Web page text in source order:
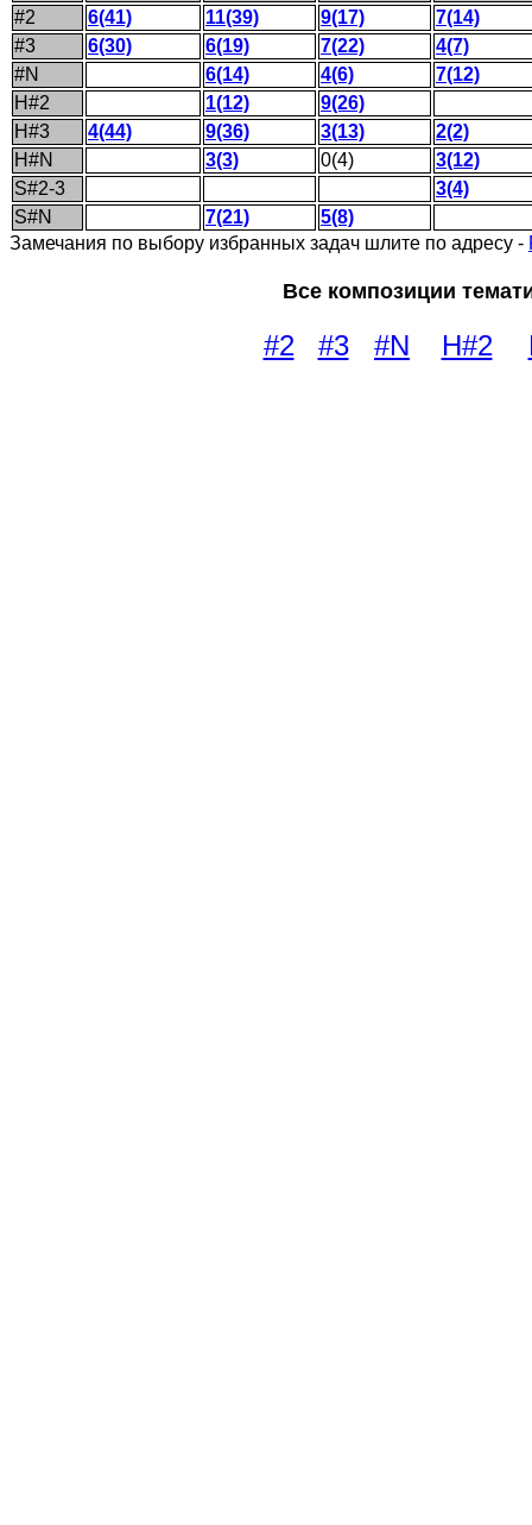
#2 6(41) 11(39) 9(17)
7(14)
#3
6(30) 6(19) 7(22)
4(7)
#N
6(14) 4(6)
7(12)
H#2
1(12)
9(26)
H#3
4(44) 9(36) 3(13)
2(2)
H#N
3(3) 0(4)
3(12)
S#2-3
3(4)
S#N 7(21)
5(8)
Замечания по выбору избранных задач шлите по адресу -
Все композиции
#2 #3 #N H#2